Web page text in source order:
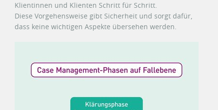
Klientinnen und Klienten Schritt für Schritt.
Diese Vorgehensweise gibt Sicherheit und sorgt dafür,
dass keine wichtigen Aspekte übersehen werden.